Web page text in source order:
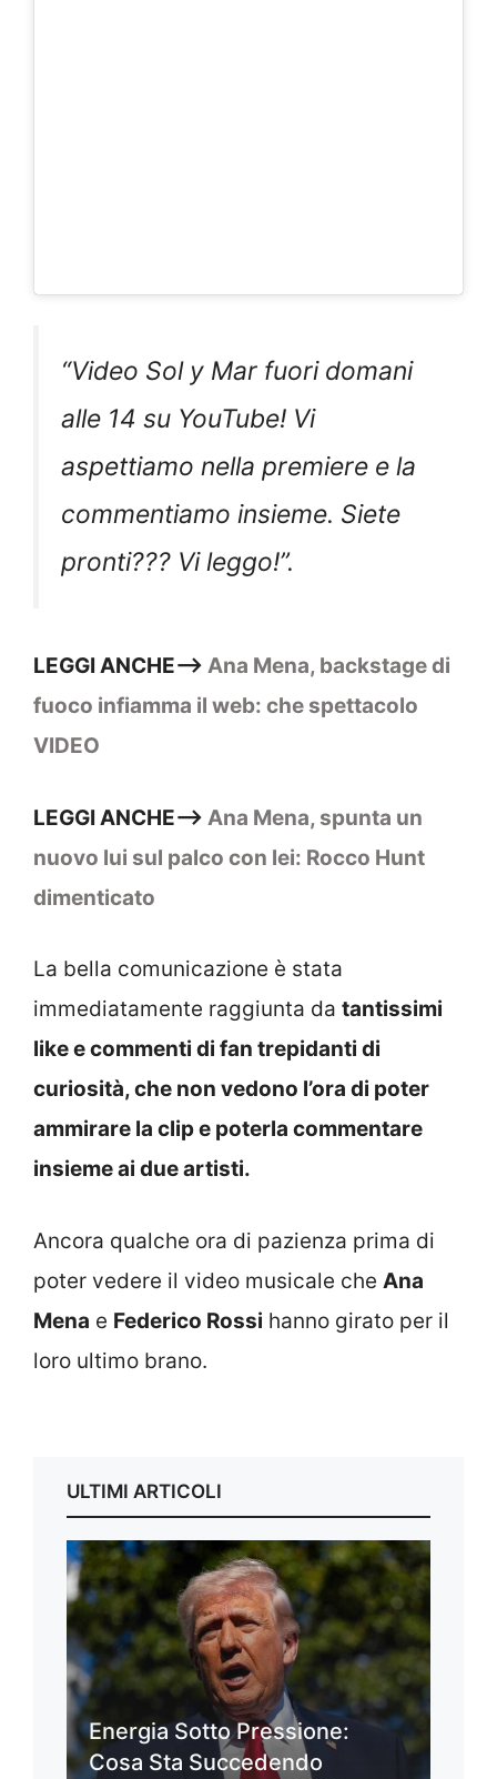
“Video Sol y Mar fuori domani
alle 14 su YouTube! Vi
aspettiamo nella premiere e la
commentiamo insieme. Siete
pronti??? Vi leggo!”.
LEGGI ANCHE–> Ana Mena, backstage di
fuoco infiamma il web: che spettacolo
VIDEO
LEGGI ANCHE–> Ana Mena, spunta un
nuovo lui sul palco con lei: Rocco Hunt
dimenticato
La bella comunicazione è stata
immediatamente raggiunta da tantissimi
like e commenti di fan trepidanti di
curiosità, che non vedono l’ora di poter
ammirare la clip e poterla commentare
insieme ai due artisti.
Ancora qualche ora di pazienza prima di
poter vedere il video musicale che Ana
Mena e Federico Rossi hanno girato per il
loro ultimo brano.
ULTIMI ARTICOLI
Energia Sotto Pressione:
Cosa Sta Succedendo